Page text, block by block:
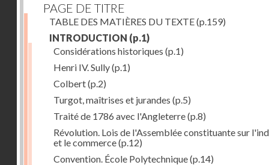
PAGE DE TITRE
TABLE DES MATIÈRES DU TEXTE(p.159)
INTRODUCTION (p.1)
Considérations historiques (p.1)
Henri IV. Sully(p.1)
Colbert(p.2)
Turgot, maîtrises et jurandes (p.5)
Traité de 1786 avec l'Angleterre(p.8)
Révolution. Lois de l'Assemblée constituante sur
et le commerce(p.12)
Convention. École Polytechnique(p.14)